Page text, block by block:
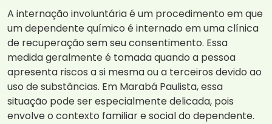
A internação involuntária é um procedimento em que
um dependente químico é internado em uma clínica
de recuperação sem seu consentimento. Essa
medida geralmente é tomada quando a pessoa
apresenta riscos a si mesma ou a terceiros devido ao
uso de substâncias. Em Marabá Paulista, essa
situação pode ser especialmente delicada, pois
envolve o contexto familiar e social do dependente.